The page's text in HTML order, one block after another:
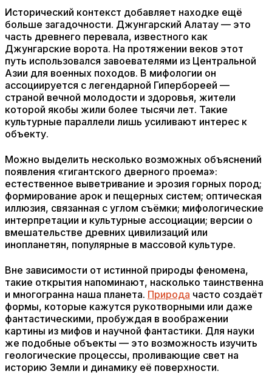
Исторический контекст добавляет находке ещё
больше загадочности. Джунгарский Алатау — это
часть древнего перевала, известного как
Джунгарские ворота. На протяжении веков этот
путь использовался завоевателями из Центральной
Азии для военных походов. В мифологии он
ассоциируется с легендарной Гипербореей —
страной вечной молодости и здоровья, жители
которой якобы жили более тысячи лет. Такие
культурные параллели лишь усиливают интерес к
объекту.
Можно выделить несколько возможных объяснений
появления «гигантского дверного проема»:
естественное выветривание и эрозия горных пород;
формирование арок и пещерных систем; оптическая
иллюзия, связанная с углом съёмки; мифологические
интерпретации и культурные ассоциации; версии о
вмешательстве древних цивилизаций или
инопланетян, популярные в массовой культуре.
Вне зависимости от истинной природы феномена,
такие открытия напоминают, насколько таинственна
и многогранна наша планета. Природа часто создаёт
формы, которые кажутся рукотворными или даже
фантастическими, пробуждая в воображении
картины из мифов и научной фантастики. Для науки
же подобные объекты — это возможность изучить
геологические процессы, проливающие свет на
историю Земли и динамику её поверхности.